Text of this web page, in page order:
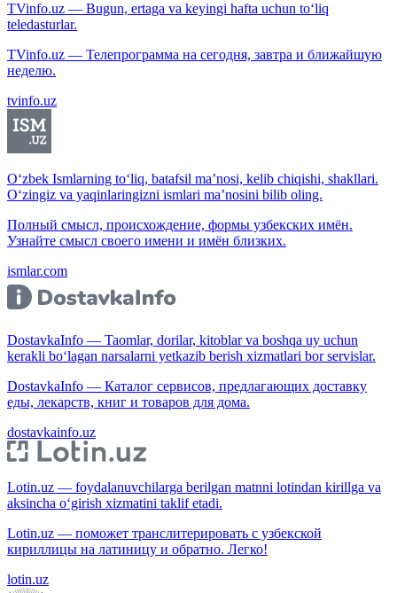
TVinfo.uz — Bugun, ertaga va keyingi hafta uchun to‘liq
teledasturlar.
TVinfo.uz — Телепрограмма на сегодня, завтра и ближайшую
неделю.
tvinfo.uz
O‘zbek Ismlarning to‘liq, batafsil ma’nosi, kelib chiqishi, shakllari.
O‘zingiz va yaqinlaringizni ismlari ma’nosini bilib oling.
Полный смысл, происхождение, формы узбекских имён.
Узнайте смысл своего имени и имён близких.
ismlar.com
DostavkaInfo — Taomlar, dorilar, kitoblar va boshqa uy uchun
kerakli bo‘lagan narsalarni yetkazib berish xizmatlari bor servislar.
DostavkaInfo — Каталог сервисов, предлагающих доставку
еды, лекарств, книг и товаров для дома.
dostavkainfo.uz
Lotin.uz — foydalanuvchilarga berilgan matnni lotindan kirillga va
aksincha o‘girish xizmatini taklif etadi.
Lotin.uz — поможет транслитерировать с узбекской
кириллицы на латиницу и обратно. Легко!
lotin.uz